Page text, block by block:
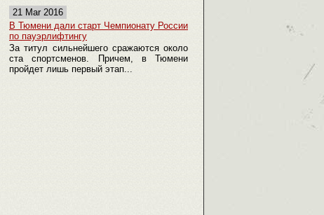
21 Mar 2016
В Тюмени дали старт Чемпионату России
по пауэрлифтингу
За титул сильнейшего сражаются около
ста спортсменов. Причем, в Тюмени
пройдет лишь первый этап...